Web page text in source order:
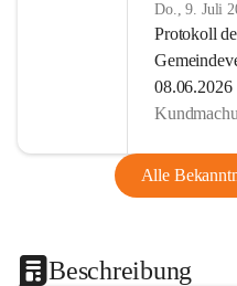
Do., 9. Juli
Protokoll
08.06.2026
Alle
Beschreibung